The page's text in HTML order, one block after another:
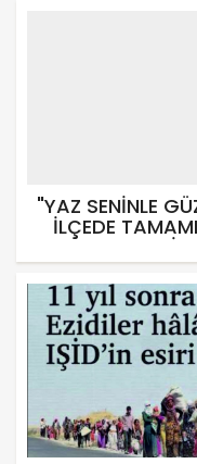
"YAZ SENİNLE GÜZEL" TEMMUZ
İLÇEDE